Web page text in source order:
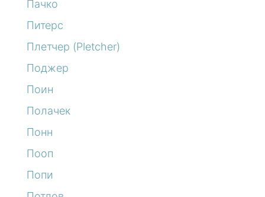
Пачко
Питерс
Плетчер (Pletcher)
Поджер
Поин
Полачек
Понн
Пооп
Попи